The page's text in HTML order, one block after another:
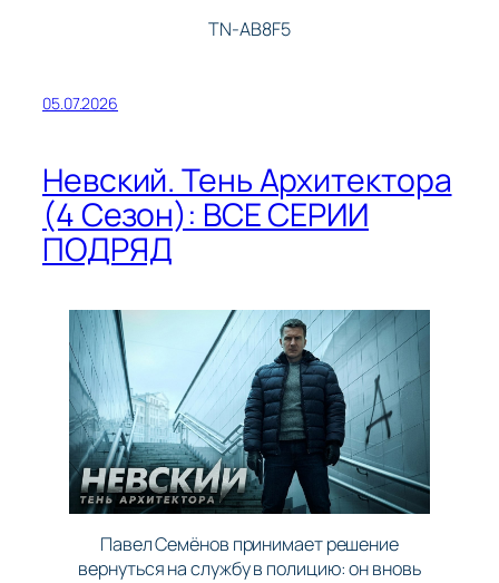
TN-AB8F5
05.07.2026
Невский. Тень Архитектора
(4 Сезон): ВСЕ СЕРИИ
ПОДРЯД
Павел Семёнов принимает решение
вернуться на службу в полицию: он вновь